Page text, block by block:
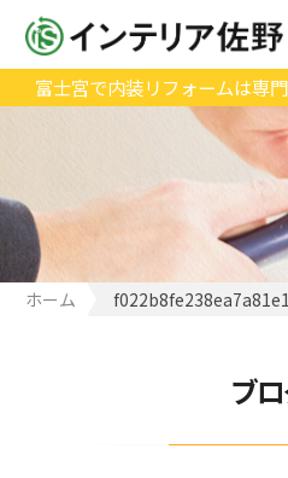
富士宮で内装リフォームは専
ホーム
ブ